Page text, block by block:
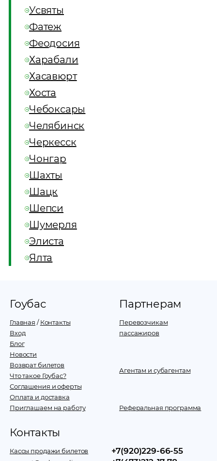
Усвяты
Фатеж
Феодосия
Харабали
Хасавюрт
Хоста
Чебоксары
Челябинск
Черкесск
Чонгар
Шахты
Шацк
Шепси
Шумерля
Элиста
Ялта
Гоубас
Главная /Контакты
Вход
Блог
Новости
Возврат билетов
Что такое Гоубас?
Соглашения и оферты
Оплата и доставка
Приглашаем на работу
Партнерам
Перевозчикам
пассажиров
Агентам и субагентам
Реферальная программа
Контакты
Кассы продажи билетов
+7(920)229-66-55